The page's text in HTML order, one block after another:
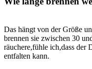
Das hängt von der Größe
brennen sie zwischen ​30
räuchere,fühle ich,dass ⁣der
entfalten⁤ kann.